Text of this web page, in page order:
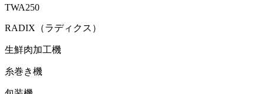
TWA250
RADIX（ラディクス）
生鮮肉加工機
糸巻き機